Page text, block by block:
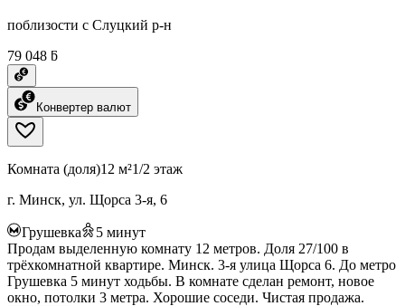
поблизости с Слуцкий р-н
79 048 ƃ
Конвертер валют
Комната (доля)12 м²1/2 этаж
г. Минск, ул. Щорса 3-я, 6
Грушевка 5 минут
Продам выделенную комнату 12 метров. Доля 27/100 в
трёхкомнатной квартире. Минск. 3-я улица Щорса 6. До метро
Грушевка 5 минут ходьбы. В комнате сделан ремонт, новое
окно, потолки 3 метра. Хорошие соседи. Чистая продажа.